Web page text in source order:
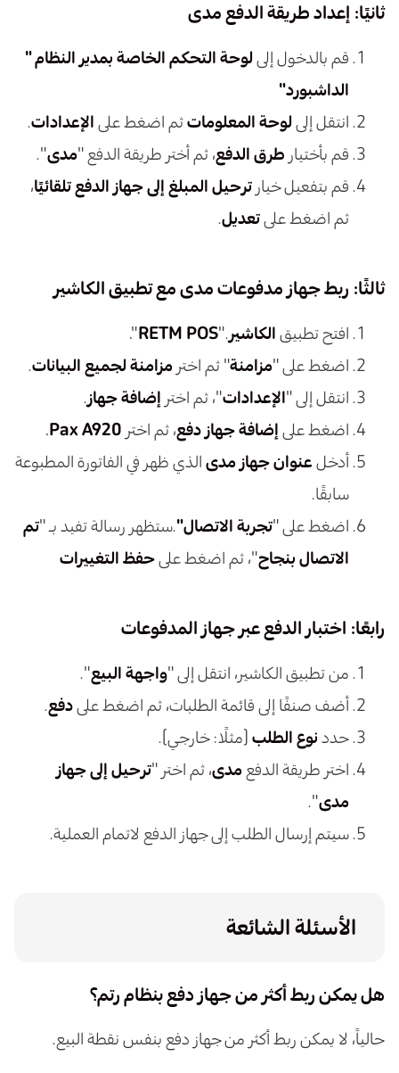
ثانيًا: إعداد طريقة الدفع مدى
قم بالدخول إلى لوحة التحكم الخاصة بمدير النظام "
الداشبورد"
انتقل إلى لوحة المعلوماتثم اضغط على الإعدادات.
قم بأختيار طرق الدفع، ثم أختر طريقة الدفع "مدى".
قم بتفعيل خيار ترحيل المبلغ إلى جهاز الدفع تلقائيًا،
ثم اضغط علىتعديل.
ثالثًا: ربط جهاز مدفوعات مدى مع تطبيق الكاشير
افتح تطبيق الكاشير."
RETM POS
".
اضغط على "مزامنة" ثم اختر مزامنة لجميع البيانات.
انتقل إلى "الإعدادات"، ثم اختر إضافة جهاز.
اضغط على إضافة جهاز دفع، ثم اختر Pax A920
.
أدخل عنوان جهاز مدى الذي ظهر في الفاتورة المطبوعة
سابقًا.
اضغط على "تجربة الاتصال".ستظهر رسالة تفيد بـ "تم
الاتصال بنجاح"، ثم اضغط علىحفظ التغييرات
رابعًا: اختبار الدفع عبر جهاز المدفوعات
من تطبيق الكاشير، انتقل إلى "واجهة البيع".
أضف صنفًا إلى قائمة الطلبات، ثم اضغط علىدفع.
حدد نوع الطلب (مثلًا: خارجي).
اختر طريقة الدفع مدى، ثم اختر "ترحيل إلى جهاز
مدى".
سيتم إرسال الطلب إلى جهاز الدفع لاتمام العملية.
الأسئلة الشائعة
هل يمكن ربط أكثر من جهاز دفع بنظام رتم؟
حالياً، لا يمكن ربط أكثر من جهاز دفع بنفس نقطة البيع.